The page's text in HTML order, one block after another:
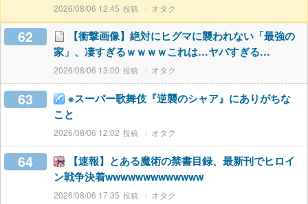
2026/08/06 12:45 オタク
62
【衝撃画像】絶対にヒグマに襲われない「最強の
家」、凄すぎるｗｗｗｗこれは…ヤバすぎる…
2026/08/06 13:00 オタク
63
※スーパー歌舞伎『逆襲のシャア』にありがちな
こと
2026/08/06 12:02 オタク
64
【速報】とある魔術の禁書目録、最新刊でヒロイ
ン戦争決着wwwwwwwwwwwww
2026/08/06 17:35 オタク